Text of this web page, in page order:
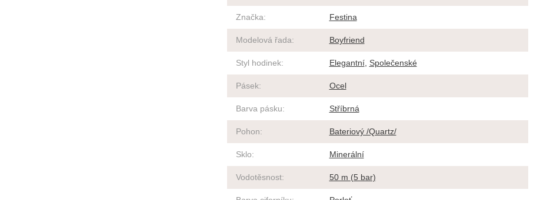
Značka: Festina
Modelová řada: Boyfriend
Styl hodinek: Elegantní, Společenské
Pásek: Ocel
Barva pásku: Stříbrná
Pohon: Bateriový /Quartz/
Sklo: Minerální
Vodotěsnost: 50 m (5 bar)